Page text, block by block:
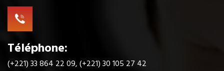
Téléphone:
(+221) 33 864 22 09, (+221) 30 105 27 42